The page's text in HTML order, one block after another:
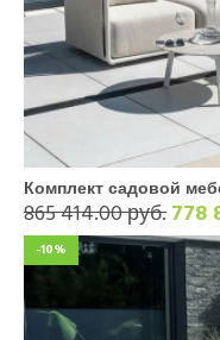
Комплект садовой
865 414.00 руб.778
-10%